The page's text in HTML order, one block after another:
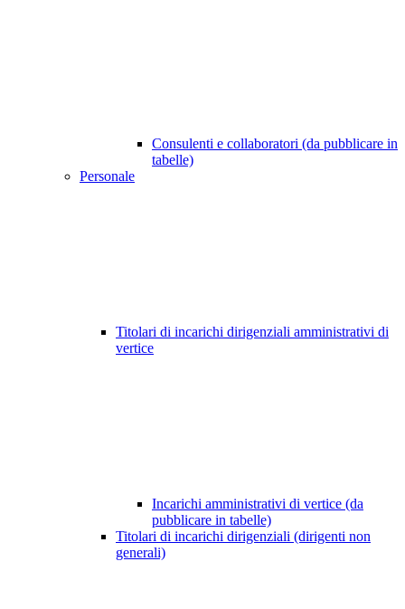
Consulenti e collaboratori (da pubblicare in
tabelle)
Personale
Titolari di incarichi dirigenziali amministrativi di
vertice
Incarichi amministrativi di vertice (da
pubblicare in tabelle)
Titolari di incarichi dirigenziali (dirigenti non
generali)